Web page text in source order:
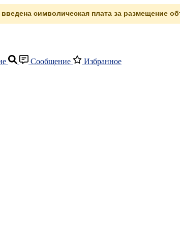
символическая плата за размещение
Сообщение Избранное